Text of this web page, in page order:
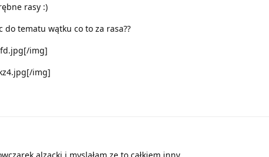
rasy :)
tematu wątku co to za rasa??
img]
img]